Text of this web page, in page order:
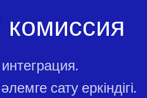
комиссия
сату еркіндігі.